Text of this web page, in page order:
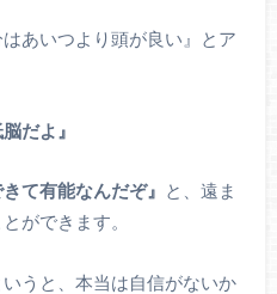
あいつより頭が良い』とア
だよ』
て有能なんだぞ』 と、遠ま
ができます。
うと、本当は自信がないか